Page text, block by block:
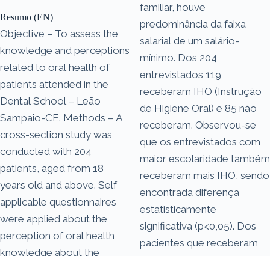
Resumo (EN)
Objective – To assess the
knowledge and perceptions
related to oral health of
patients attended in the
Dental School – Leão
Sampaio-CE. Methods – A
cross-section study was
conducted with 204
patients, aged from 18
years old and above. Self
applicable questionnaires
were applied about the
perception of oral health,
knowledge about the
familiar, houve
predominância da faixa
salarial de um salário-
mínimo. Dos 204
entrevistados 119
receberam IHO (Instrução
de Higiene Oral) e 85 não
receberam. Observou-se
que os entrevistados com
maior escolaridade também
receberam mais IHO, sendo
encontrada diferença
estatisticamente
significativa (p<0,05). Dos
pacientes que receberam